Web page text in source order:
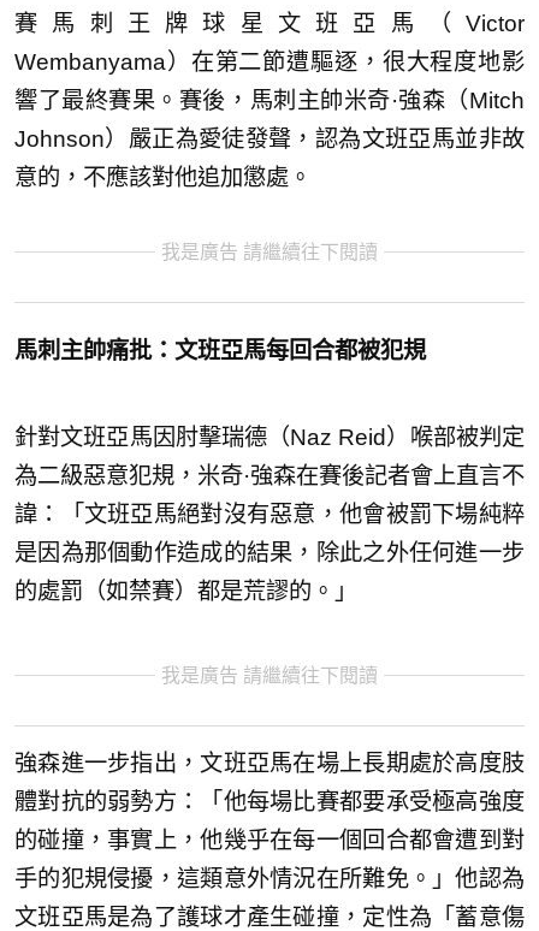
賽馬刺王牌球星文班亞馬（Victor
Wembanyama）在第二節遭驅逐，很大程度地影
響了最終賽果。賽後，馬刺主帥米奇·強森（Mitch
Johnson）嚴正為愛徒發聲，認為文班亞馬並非故
意的，不應該對他追加懲處。
我是廣告 請繼續往下閱讀
馬刺主帥痛批：文班亞馬每回合都被犯規
針對文班亞馬因肘擊瑞德（Naz Reid）喉部被判定
為二級惡意犯規，米奇·強森在賽後記者會上直言不
諱：「文班亞馬絕對沒有惡意，他會被罰下場純粹
是因為那個動作造成的結果，除此之外任何進一步
的處罰（如禁賽）都是荒謬的。」
我是廣告 請繼續往下閱讀
強森進一步指出，文班亞馬在場上長期處於高度肢
體對抗的弱勢方：「他每場比賽都要承受極高強度
的碰撞，事實上，他幾乎在每一個回合都會遭到對
手的犯規侵擾，這類意外情況在所難免。」他認為
文班亞馬是為了護球才產生碰撞，定性為「蓄意傷